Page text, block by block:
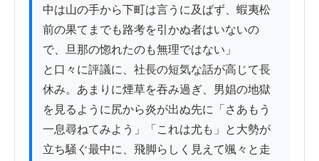
中は山の手から下町は言うに及ばず、蝦夷松
前の果てまでも路考を引かぬ者はいないの
で、旦那の惚れたのも無理ではない」
と口々に評議に、社長の短気な話が高じて長
休み。あまりに煙草を吞み過ぎ、男娼の地獄
を見るように尻から炎が出ぬ先に「さあもう
一息尋ねてみよう」「これは尤も」と大勢が
立ち騒ぐ最中に、飛脚らしく見えて颯々と走